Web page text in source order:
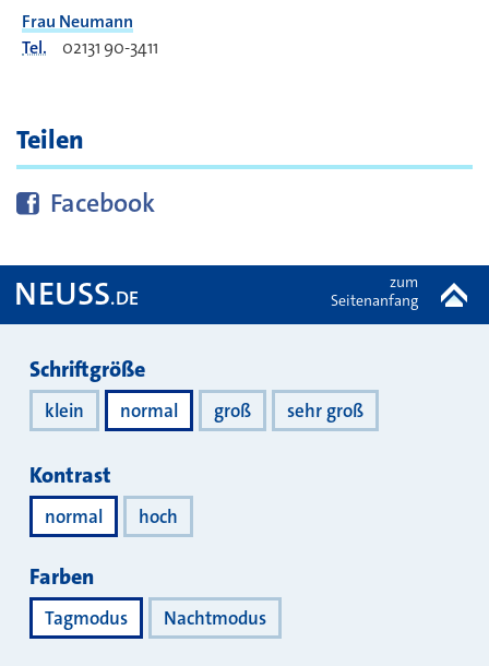
Frau Neumann
Tel.
02131 90-3411
Teilen
Diese Seite bei
Facebook
NEUSS.DE
zum
Seitenanfang
Darstellung
Schriftgröße
klein normal groß sehr groß
Kontrast
normal hoch
Farben
Tagmodus Nachtmodus